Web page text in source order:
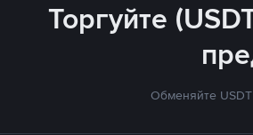
Торгуйте
Обменяйте